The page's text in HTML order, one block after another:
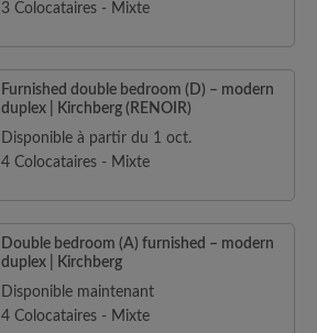
3 Colocataires - Mixte
Furnished double bedroom (D) – modern
duplex | Kirchberg (RENOIR)
Disponible à partir du 1 oct.
4 Colocataires - Mixte
Double bedroom (A) furnished – modern
duplex | Kirchberg
Disponible maintenant
4 Colocataires - Mixte